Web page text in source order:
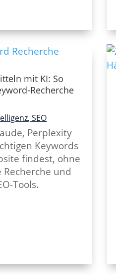
mit KI: So
Recherche
,SEO
Perplexity
Keywords
findest, ohne
und
Tools.